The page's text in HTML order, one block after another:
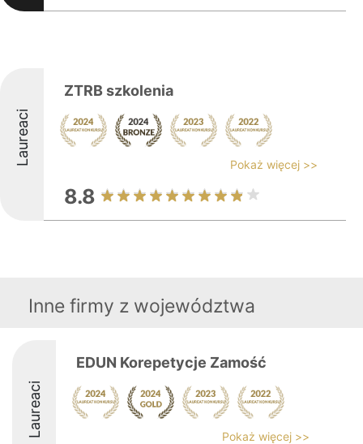
Laureaci
ZTRB szkolenia
Pokaż więcej >>
8.8
Inne firmy z województwa
Laureaci
EDUN Korepetycje Zamość
Pokaż więcej >>